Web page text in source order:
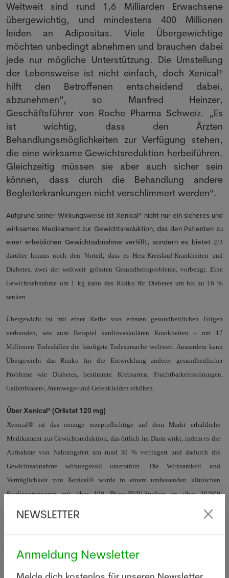
Weltweit sind rund 1,6 Milliarden Erwachsene
übergewichtig, und mindestens 400 Millionen
leiden an Adipositas. Viele Übergewichtige
möchten unbedingt abnehmen und brauchen dabei
jede nur mögliche Unterstützung. Die Umstellung
der Lebensweise ist nicht einfach, doch Xenical®
hilft den Betroffenen entscheidend dabei,
abzunehmen“, so Manfred Heinzer,
Geschäftsführer von Roche Pharma Schweiz. „Es
ist wichtig, dass den Ärzten
Behandlungsmöglichkeiten zur Verfügung stehen,
die eine wirksame Gewichtsreduktion herbeiführen.
Gleichzeitig müssen sie aber auch sicher sein
können, dass durch die Behandlung andere
Begleiterkrankungen nicht verschlimmert werden“.
Aufgrund seiner Wirkungsweise ist Xenical® nicht nur ein sicheres und
wirksames Medikament zur Gewichtsreduktion, das den Patienten zu
einer erheblichen Gewichtsabnahme verhilft, sondern es bietet 2/3
darüber hinaus noch den Vorteil, dass es Herz-Kreislauf-Krankheiten und
Diabetes, zwei der weltweit grössten Gesundheitsprobleme, vorbeugt. Eine
Gewichtsabnahme um 1 kg kann das Risiko für Diabetes um bis zu 16 %
senken.
Übergewicht ist mit einer Reihe von ernsten gesundheitlichen Folgen
verbunden, wie zum Beispiel kardiovaskulären Krankheiten – mit 17
Millionen Todesfällen die häufigste Todesursache weltweit. Ausserdem kann
Übergewicht das Risiko für die Entwicklung anderer gesundheitlicher
Probleme wie Diabetes, bestimmte Krebsarten, Fruchtbarkeitsstörungen,
Gallenblasen-, Atemwegs- und Gelenkleiden erhöhen.
Über Xenical® (Orlistat 120 mg)
Xenical® ist das einzige rezeptpflichtige auf dem Markt erhältliche
Medikament zur Gewichtsreduktion, das örtlich im Darm wirkt, indem es die
Aufnahme von Nahrungsfett um rund 30 % verringert und dadurch die
Gewichtsabnahme wirkungsvoll unterstützt. Die Wirksamkeit und
Verträglichkeit von Xenical® wurde in einem umfassenden klinischen
Studienprogramm mit über 100 Phase-III/IV-Studien an über 30’000
Patienten nachgewiesen. Xenical® ist weltweit das am besten untersuchte
Medikament zur Gewichtsreduktion und das einzige, welches über bis zu 4
Jahre geprüft wurde. Durch die zusätzliche Anwendung von Xenical®
können Übergewichtige fast doppelt so viel abnehmen wie mit einer
alleinigen Umstellung ihrer Lebensweise. Xenical® verbessert ausserdem
NEWSLETTER
Anmeldung Newsletter